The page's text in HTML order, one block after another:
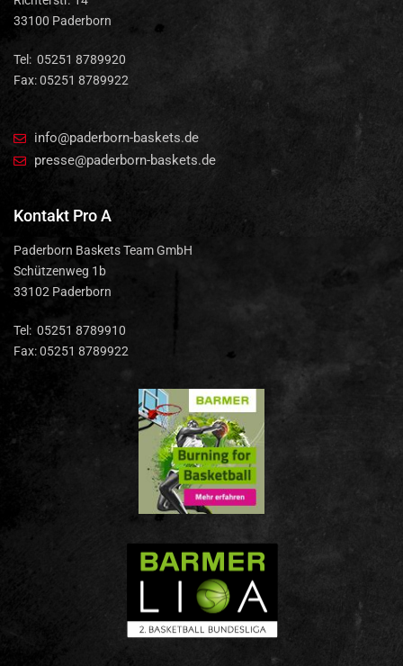
33100 Paderborn
Tel: 05251 8789920
Fax: 05251 8789922
info@paderborn-baskets.de
presse@paderborn-baskets.de
Kontakt Pro A
Paderborn Baskets Team GmbH
Schützenweg 1b
33102 Paderborn
Tel: 05251 8789910
Fax: 05251 8789922